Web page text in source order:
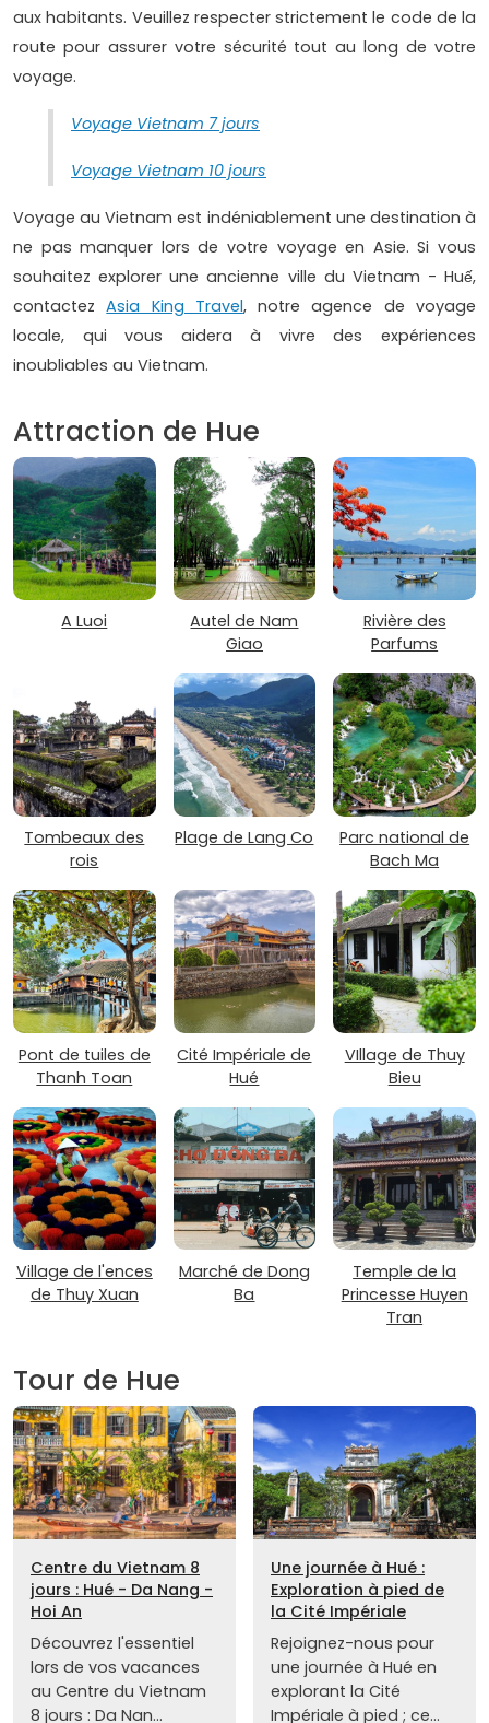
aux habitants. Veuillez respecter strictement le code de la
route pour assurer votre sécurité tout au long de votre
voyage.
Voyage Vietnam 7 jours
Voyage Vietnam 10 jours
Voyage au Vietnam est indéniablement une destination à
ne pas manquer lors de votre voyage en Asie. Si vous
souhaitez explorer une ancienne ville du Vietnam - Huế,
contactezAsia King Travel, notre agence de voyage
locale, qui vous aidera à vivre des expériences
inoubliables au Vietnam.
Attraction de Hue
A Luoi
Autel de Nam
Giao
Rivière des
Parfums
Tombeaux des
rois
Plage de Lang Co
Parc national de
Bach Ma
Pont de tuiles de
Thanh Toan
Cité Impériale de
Hué
VIllage de Thuy
Bieu
Village de l'ences
de Thuy Xuan
Marché de Dong
Ba
Temple de la
Princesse Huyen
Tran
Tour de Hue
Centre du Vietnam 8
jours : Hué - Da Nang -
Hoi An
Découvrez l'essentiel
lors de vos vacances
au Centre du Vietnam
8 jours : Da Nan...
Une journée à Hué :
Exploration à pied de
la Cité Impériale
Rejoignez-nous pour
une journée à Hué en
explorant la Cité
Impériale à pied ; ce...